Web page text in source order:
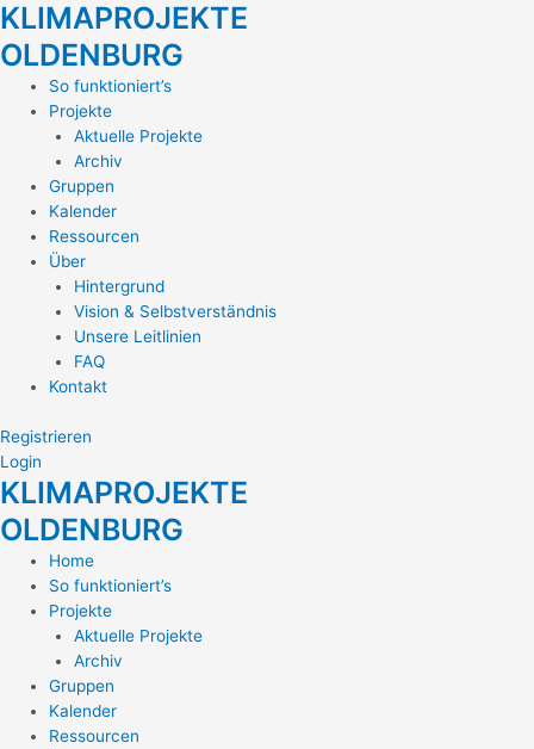
Zum
springen
KLIMAPROJEKTE
OLDENBURG
Main
Menu
So funktioniert’s
Projekte
Aktuelle Projekte
Archiv
Gruppen
Kalender
Ressourcen
Über
Hintergrund
Vision & Selbstverständnis
Unsere Leitlinien
FAQ
Kontakt
Registrieren
Login
KLIMAPROJEKTE
OLDENBURG
Home
So funktioniert’s
Projekte
Aktuelle Projekte
Archiv
Gruppen
Kalender
Ressourcen